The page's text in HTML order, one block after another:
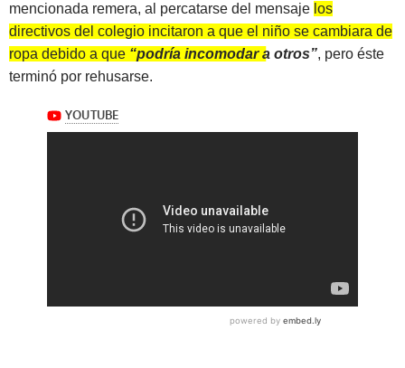
mencionada remera, al percatarse del mensaje los
directivos del colegio incitaron a que el niño se cambiara de
ropa debido a que “podría incomodar a otros”, pero éste
terminó por rehusarse.